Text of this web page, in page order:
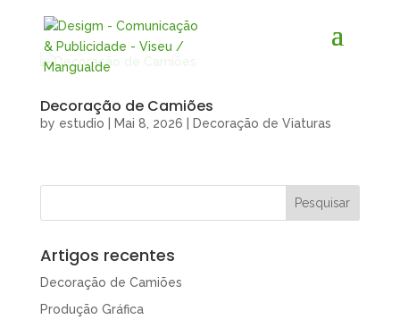
Decoração de Camiões
by estudio Mai 8, 2026 Decoração de Viaturas
Artigos recentes
Decoração de Camiões
Produção Gráfica